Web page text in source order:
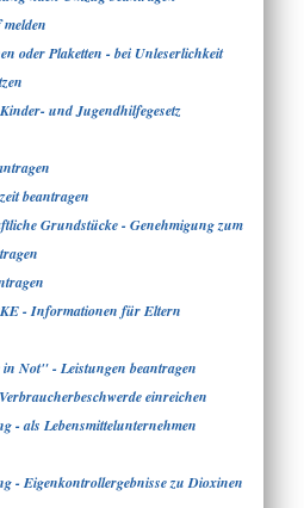
oder Plaketten - bei Unleserlichkeit
und Jugendhilfegesetz
beantragen
Grundstücke - Genehmigung zum
- Informationen für Eltern
Not" - Leistungen beantragen
einreichen
- als Lebensmittelunternehmen
- Eigenkontrollergebnisse zu Dioxinen